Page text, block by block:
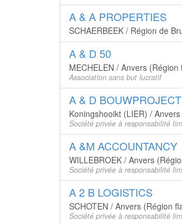
A & A PROPERTIES
SCHAERBEEK / Région de
A & D 50
MECHELEN / Anvers (Région
Association sans but lucratif
A & D
Koningshooikt (LIER) /
Société privée à responsabilité
A &M ACCOUNTANCY
WILLEBROEK / Anvers
Société privée à responsabilité
A 2 B LOGISTICS
SCHOTEN / Anvers (Région
Société privée à responsabilité